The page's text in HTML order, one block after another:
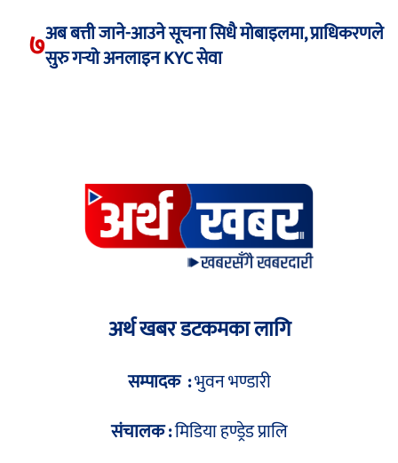
७अब बत्ती जाने-आउने सूचना सिधै मोबाइलमा, प्राधिकरणले
सुरु गर्‍यो अनलाइन KYC सेवा
अर्थ खबर डटकमका लागि
सम्पादक :भुवन भण्डारी
संचालक :मिडिया हण्ड्रेड प्रालि